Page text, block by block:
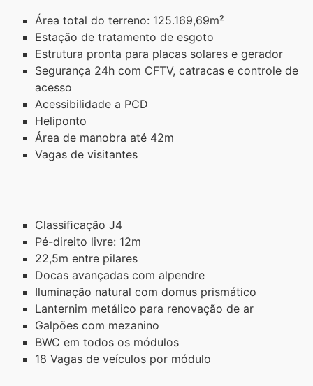
Área total do terreno: 125.169,69m²
Estação de tratamento de esgoto
Estrutura pronta para placas solares e gerador
Segurança 24h com CFTV, catracas e controle de
acesso
Acessibilidade a PCD
Heliponto
Área de manobra até 42m
Vagas de visitantes
Classiﬁcação J4
Pé-direito livre: 12m
22,5m entre pilares
Docas avançadas com alpendre
Iluminação natural com domus prismático
Lanternim metálico para renovação de ar
Galpões com mezanino
BWC em todos os módulos
18 Vagas de veículos por módulo